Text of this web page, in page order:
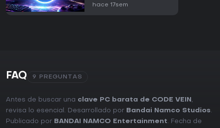
hace 17sem
FAQ 9 PREGUNTAS
Antes de buscar una clave PC barata de CODE VEIN ,
revisa lo esencial. Desarrollado por Bandai Namco Studios.
Publicado por BANDAI NAMCO Entertainment. Fecha de